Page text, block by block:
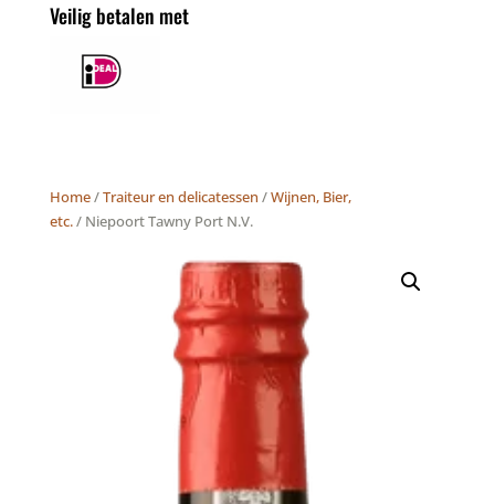
Home/Traiteur en delicatessen /Wijnen, Bier,
etc./ Niepoort Tawny Port N.V.
Veilig betalen met